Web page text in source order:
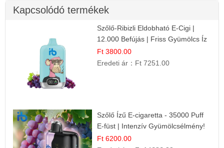
Kapcsolódó termékek
Szőlő-Ribizli Eldobható E-Cigi |
12.000 Befújás | Friss Gyümölcs Íz
Ft 3800.00
Eredeti ár： Ft 7251.00
Szőlő Ízű E-cigaretta - 35000 Puff
E-füst | Intenzív Gyümölcsélmény!
Ft 6200.00